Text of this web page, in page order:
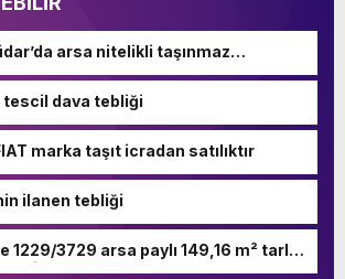
arsa nitelikli taşınmaz
tescil dava tebliği
marka taşıt icradan satılıktır
ilanen tebliği
1229/3729 arsa paylı 149,16 m² tarla
icradan satılıktır